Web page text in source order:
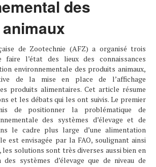
des
de Zootechnie (AFZ) a organisé trois
faire l’état des lieux des connaissances
environnementale des produits animaux,
de la mise en place de l’affichage
produits alimentaires. Cet article résume
et les débats qui les ont suivis. Le premier
de positionner la problématique de
des systèmes d’élevage et de
le cadre plus large d’une alimentation
est envisagée par la FAO, soulignant ainsi
les solutions sont très diverses aussi bien en
des systèmes d’élevage que de niveau de